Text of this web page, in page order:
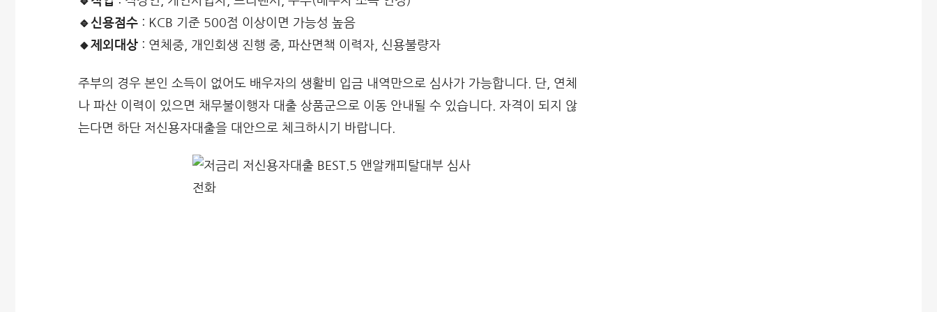
🔹신용점수 : KCB 기준 500점 이상이면 가능성 높음
🔸제외대상 : 연체중, 개인회생 진행 중, 파산면책 이력자, 신용불량자
주부의 경우 본인 소득이 없어도 배우자의 생활비 입금 내역만으로 심사가 가능합니다. 단, 연체
나 파산 이력이 있으면 채무불이행자 대출 상품군으로 이동 안내될 수 있습니다. 자격이 되지 않
는다면 하단 저신용자대출을 대안으로 체크하시기 바랍니다.